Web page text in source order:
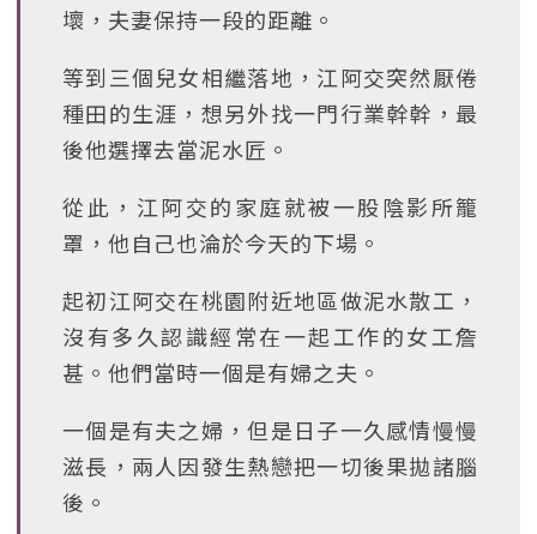
壞，夫妻保持一段的距離。
等到三個兒女相繼落地，江阿交突然厭倦
種田的生涯，想另外找一門行業幹幹，最
後他選擇去當泥水匠。
從此，江阿交的家庭就被一股陰影所籠
罩，他自己也淪於今天的下場。
起初江阿交在桃園附近地區做泥水散工，
沒有多久認識經常在一起工作的女工詹
甚。他們當時一個是有婦之夫。
一個是有夫之婦，但是日子一久感情慢慢
滋長，兩人因發生熱戀把一切後果拋諸腦
後。